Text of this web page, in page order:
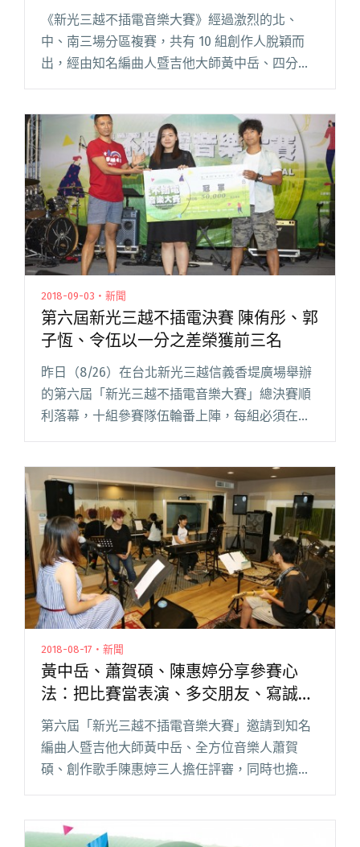
作能量
《新光三越不插電音樂大賽》經過激烈的北、
中、南三場分區複賽，共有 10 組創作人脫穎而
出，經由知名編曲人暨吉他大師黃中岳、四分衛
樂團主唱阿山 陳如山以及創作歌手小球莊鵑瑛三
格迥異的創作者們，經導師們閱讀全文 "《新光
三越不插電音樂大賽》8/25信義香堤廣場總決賽
10組音樂新秀碰撞創作能量"
2018-09-03・新聞
第六屆新光三越不插電決賽 陳侑彤、郭
子恆、令伍以一分之差榮獲前三名
昨日（8/26）在台北新光三越信義香堤廣場舉辦
的第六屆「新光三越不插電音樂大賽」總決賽順
利落幕，十組參賽隊伍輪番上陣，每組必須在有
限的 20 分鐘（含setting）內演唱兩首歌曲，並
人工草坪，主辦閱讀全文 "第六屆新光三越不插
電決賽 陳侑彤、郭子恆、令伍以一分之差榮獲前
三名"
2018-08-17・新聞
黃中岳、蕭賀碩、陳惠婷分享參賽心
法：把比賽當表演、多交朋友、寫誠實
的歌
第六屆「新光三越不插電音樂大賽」邀請到知名
編曲人暨吉他大師黃中岳、全方位音樂人蕭賀
碩、創作歌手陳惠婷三人擔任評審，同時也擔任
不插電音樂的概念或核心價值是什閱讀全文 "黃